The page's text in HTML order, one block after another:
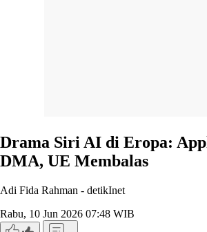
Drama Siri AI di Eropa:
DMA, UE Membalas
Adi Fida Rahman - detikInet
Rabu, 10 Jun 2026 07:48 WIB